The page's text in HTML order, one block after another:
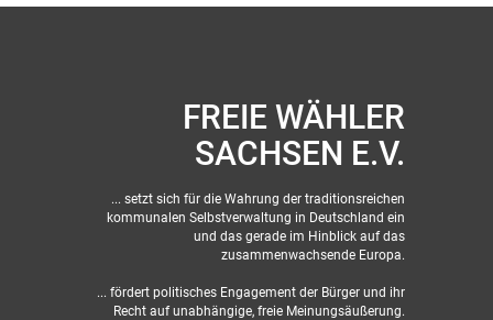
FREIE WÄHLER
SACHSEN E.V.
... setzt sich für die Wahrung der traditionsreichen
kommunalen Selbstverwaltung in Deutschland ein
und das gerade im Hinblick auf das
zusammenwachsende Europa.
... fördert politisches Engagement der Bürger und ihr
Recht auf unabhängige, freie Meinungsäußerung.